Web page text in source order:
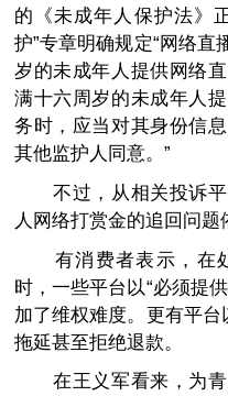
的《未成年人保护法》
护”专章明确规定“网络直
岁的未成年人提供网络
满十六周岁的未成年人
务时，应当对其身份信
其他监护人同意。”
不过，从相关投诉平
人网络打赏金的追回问题
有消费者表示，在处
时，一些平台以“必须提
加了维权难度。更有平台
拖延甚至拒绝退款。
在王义军看来，为青